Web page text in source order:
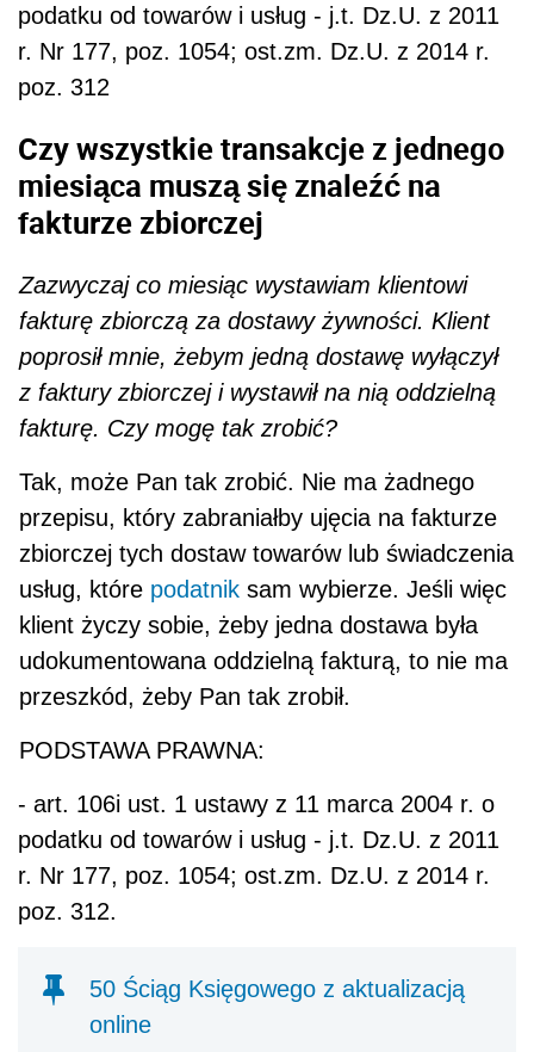
podatku od towarów i usług - j.t. Dz.U. z 2011
r. Nr 177, poz. 1054; ost.zm. Dz.U. z 2014 r.
poz. 312
Czy wszystkie transakcje z jednego
miesiąca muszą się znaleźć na
fakturze zbiorczej
Zazwyczaj co miesiąc wystawiam klientowi
fakturę zbiorczą za dostawy żywności. Klient
poprosił mnie, żebym jedną dostawę wyłączył
z faktury zbiorczej i wystawił na nią oddzielną
fakturę. Czy mogę tak zrobić?
Tak, może Pan tak zrobić. Nie ma żadnego
przepisu, który zabraniałby ujęcia na fakturze
zbiorczej tych dostaw towarów lub świadczenia
usług, które podatnik sam wybierze. Jeśli więc
klient życzy sobie, żeby jedna dostawa była
udokumentowana oddzielną fakturą, to nie ma
przeszkód, żeby Pan tak zrobił.
PODSTAWA PRAWNA:
- art. 106i ust. 1 ustawy z 11 marca 2004 r. o
podatku od towarów i usług - j.t. Dz.U. z 2011
r. Nr 177, poz. 1054; ost.zm. Dz.U. z 2014 r.
poz. 312.
50 Ściąg Księgowego z aktualizacją
online